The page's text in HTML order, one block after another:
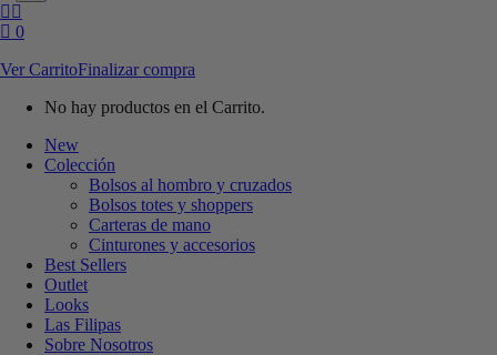
0
Ver CarritoFinalizar compra
No hay productos en el Carrito.
New
Colección
Bolsos al hombro y cruzados
Bolsos totes y shoppers
Carteras de mano
Cinturones y accesorios
Best Sellers
Outlet
Looks
Las Filipas
Sobre Nosotros